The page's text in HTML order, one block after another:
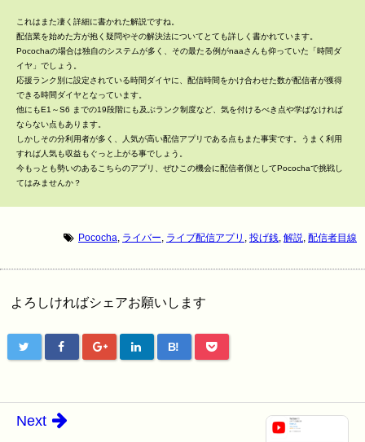
これはまた凄く詳細に書かれた解説ですね。
配信業を始めた方が抱く疑問やその解決法についてとても詳しく書かれています。
Pocochaの場合は独自のシステムが多く、その最たる例がnaaさんも仰っていた「時間ダ
イヤ」でしょう。
応援ランク別に設定されている時間ダイヤに、配信時間をかけ合わせた数が配信者が獲得
できる時間ダイヤとなっています。
他にもE1～S6 までの19段階にも及ぶランク制度など、気を付けるべき点や学ばなければ
ならない点もあります。
しかしその分利用者が多く、人気が高い配信アプリである点もまた事実です。うまく利用
すれば人気も収益もぐっと上がる事でしょう。
今もっとも勢いのあるこちらのアプリ、ぜひこの機会に配信者側としてPocochaで挑戦し
てはみませんか？
Pococha, ライバー, ライブ配信アプリ , 投げ銭, 解説, 配信者目線
よろしければシェアお願いします
B!
Next